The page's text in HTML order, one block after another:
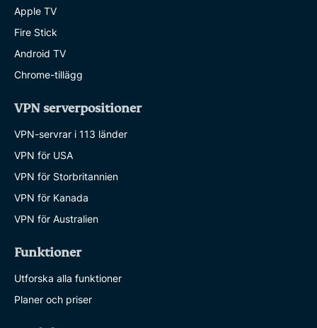
Apple TV
Fire Stick
Android TV
Chrome-tillägg
VPN serverpositioner
VPN-servrar i 113 länder
VPN för USA
VPN för Storbritannien
VPN för Kanada
VPN för Australien
Funktioner
Utforska alla funktioner
Planer och priser